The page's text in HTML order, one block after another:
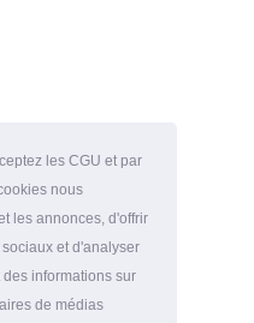
les CGU et par
nous
les annonces, d'offrir
et d'analyser
informations sur
de médias